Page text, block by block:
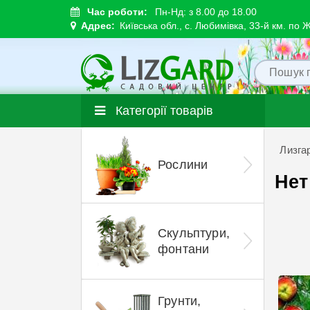
Час роботи:
Пн-Нд: з 8.00 до 18.00
Адрес: Київська обл., с. Любимівка, 33-й км. по
Категорії товарів
Рослини
Скульптури,
фонтани
Грунти,